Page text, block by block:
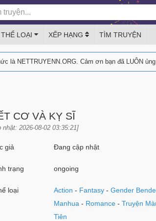
THỂ LOẠI XẾP HẠNG TÌM TRUYỆN
là NETTRUYENN.ORG. Cảm ơn bạn đã LUÔN
CƠ VÀ KỴ SĨ
nhật: 2026-08-02 03:35:21]
giả Đang cập nhật
trạng ongoing
loại Action - Fantasy -Gender
Manhua - Romance -Truyện
Tiên